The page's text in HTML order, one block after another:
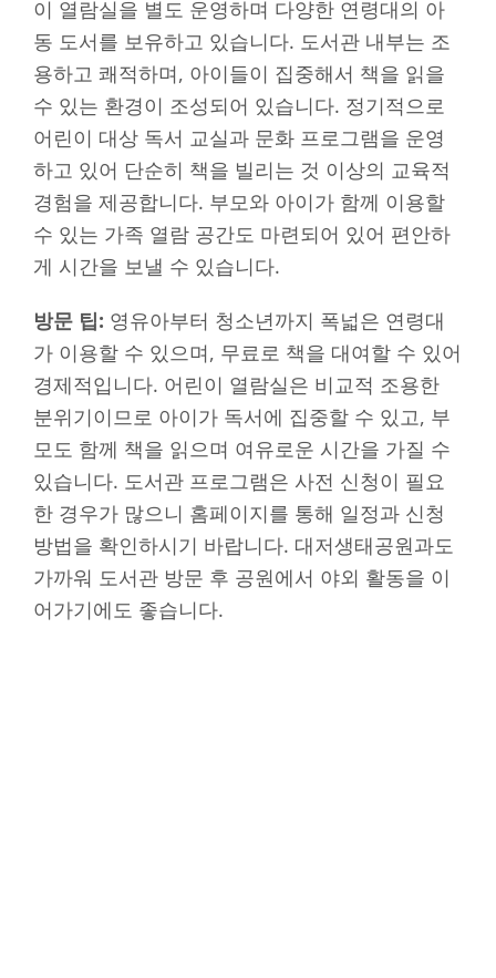
이 열람실을 별도 운영하며 다양한 연령대의 아
동 도서를 보유하고 있습니다. 도서관 내부는 조
용하고 쾌적하며, 아이들이 집중해서 책을 읽을
수 있는 환경이 조성되어 있습니다. 정기적으로
어린이 대상 독서 교실과 문화 프로그램을 운영
하고 있어 단순히 책을 빌리는 것 이상의 교육적
경험을 제공합니다. 부모와 아이가 함께 이용할
수 있는 가족 열람 공간도 마련되어 있어 편안하
게 시간을 보낼 수 있습니다.
방문 팁: 영유아부터 청소년까지 폭넓은 연령대
가 이용할 수 있으며, 무료로 책을 대여할 수 있어
경제적입니다. 어린이 열람실은 비교적 조용한
분위기이므로 아이가 독서에 집중할 수 있고, 부
모도 함께 책을 읽으며 여유로운 시간을 가질 수
있습니다. 도서관 프로그램은 사전 신청이 필요
한 경우가 많으니 홈페이지를 통해 일정과 신청
방법을 확인하시기 바랍니다. 대저생태공원과도
가까워 도서관 방문 후 공원에서 야외 활동을 이
어가기에도 좋습니다.